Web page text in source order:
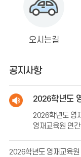
오시는길
공지사항
2026학년도
2026학년도 영
영재교육원 연
(토
2026학년도 영재교육원